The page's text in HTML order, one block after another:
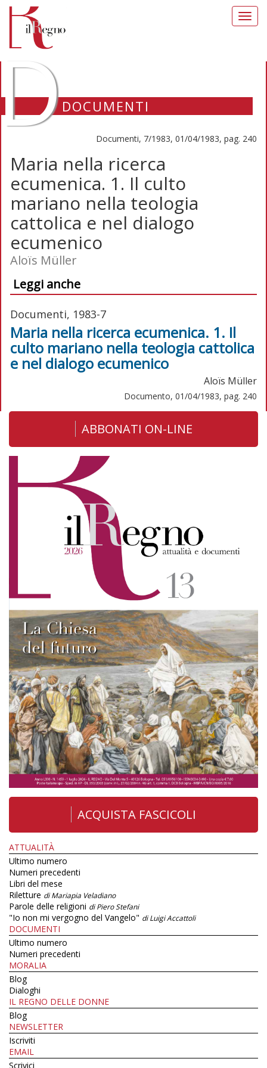
DOCUMENTI
Documenti, 7/1983, 01/04/1983, pag. 240
Maria nella ricerca
ecumenica. 1. Il culto
mariano nella teologia
cattolica e nel dialogo
ecumenico
Aloïs Müller
Leggi anche
Documenti, 1983-7
Maria nella ricerca ecumenica. 1. Il
culto mariano nella teologia cattolica
e nel dialogo ecumenico
Aloïs Müller
Documento, 01/04/1983, pag. 240
ABBONATI ON-LINE
ACQUISTA FASCICOLI
ATTUALITÀ
Ultimo numero
Numeri precedenti
Libri del mese
Riletture di Mariapia Veladiano
Parole delle religioni di Piero Stefani
"Io non mi vergogno del Vangelo" di Luigi Accattoli
DOCUMENTI
Ultimo numero
Numeri precedenti
MORALIA
Blog
Dialoghi
IL REGNO DELLE DONNE
Blog
NEWSLETTER
Iscriviti
EMAIL
Scrivici